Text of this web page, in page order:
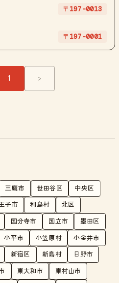
〒197-0013
〒197-0001
1 >
三鷹市 世田谷区 中央区
子市 利島村 北区
国分寺市 国立市 墨田区
小平市 小笠原村 小金井市
新宿区 新島村 日野市
東大和市 東村山市